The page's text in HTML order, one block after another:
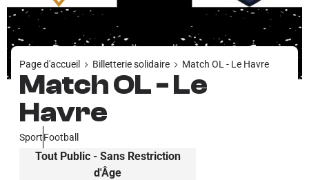
Page d'accueil Billetterie solidaire Match OL - Le Havre
Match OL - Le
Havre
SportFootball
Tout Public - Sans Restriction
d'Âge